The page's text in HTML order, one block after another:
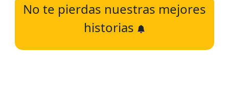
No te pierdas nuestras mejores
historias